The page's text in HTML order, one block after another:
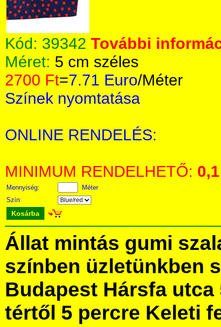
Kód: 39342 További
Méret: 5 cm széles
2700 Ft=7.71 Euro/Méter
Színek nyomtatása
ONLINE RENDELÉS:
MINIMUM RENDELHETŐ: 0,1
Mennyiség:
Méter
Szín:
Kosárba
Állat mintás gumi
színben üzletünkben
Budapest Hársfa utca
tértől 5 percre Keleti